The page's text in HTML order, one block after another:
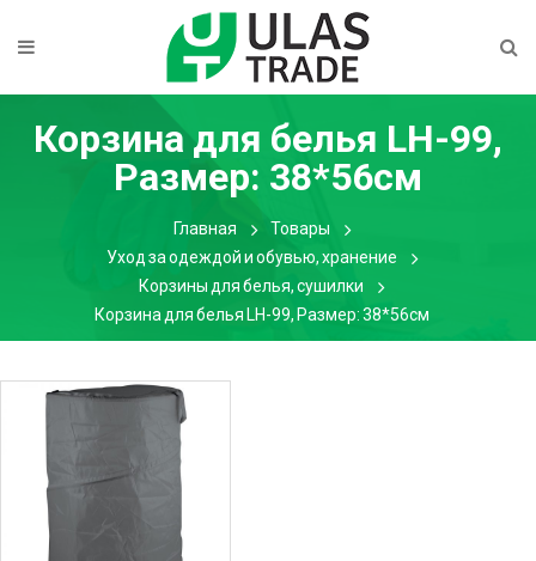
Корзина для белья LH-99,
Размер: 38*56см
Главная
Товары
Уход за одеждой и обувью, хранение
Корзины для белья, сушилки
Корзина для белья LH-99, Размер: 38*56см